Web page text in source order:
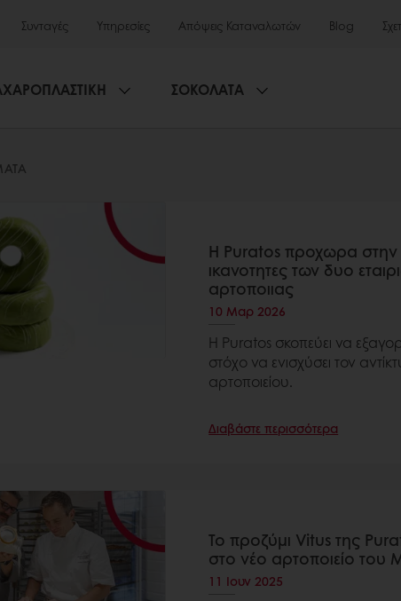
Συνταγές Υπηρεσίες Απόψεις Καταναλωτών Blog
ΣΟΚΟΛΑΤΑ
Η Puratos προχωρα στην
ικανοτητες των δυο
αρτοποιιας
10 Μαρ 2026
Η Puratos σκοπεύει να
στόχο να ενισχύσει τον
αρτοποιείου.
Διαβάστε περισσότερα
Το προζύμι Vitus της
στο νέο αρτοποιείο
11 Ιουν 2025